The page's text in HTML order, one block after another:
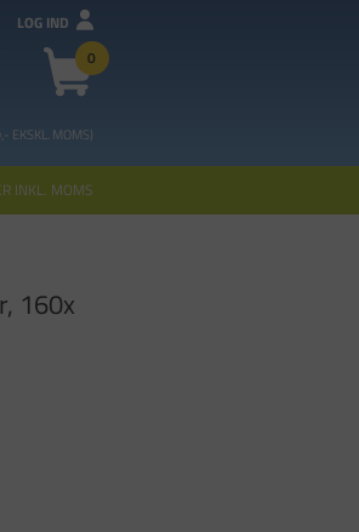
LOG IND
0
EKSKL. MOMS)
INKL. MOMS
160x